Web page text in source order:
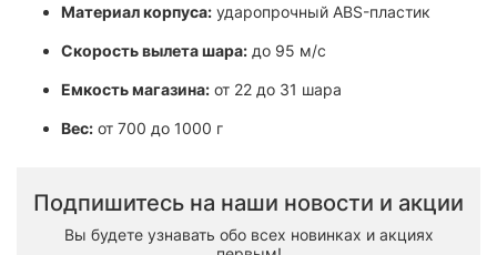
Материал корпуса: ударопрочный ABS-пластик​
Скорость вылета шара: до 95 м/с
Емкость магазина: от 22 до 31 шара​
Вес: от 700 до 1000 г​
Подпишитесь на наши новости и акции
Вы будете узнавать обо всех новинках и акциях